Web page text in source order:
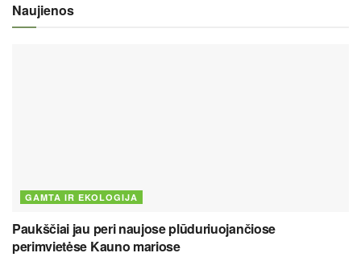
Naujienos
GAMTA IR EKOLOGIJA
Paukščiai jau peri naujose plūduriuojančiose
perimvietėse Kauno mariose